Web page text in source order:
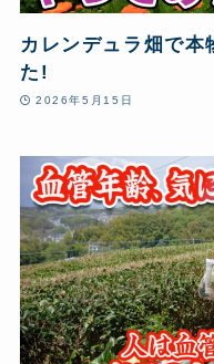
カレンデュラ畑で本
た!
2026年5月15日